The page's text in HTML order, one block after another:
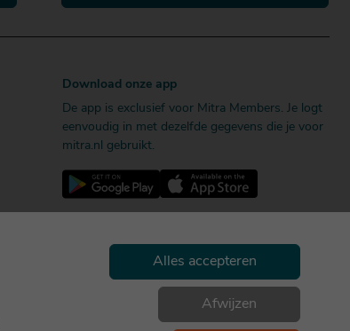
Download onze app
De app is exclusief voor Mitra Members. Je logt
eenvoudig in met dezelfde gegevens die je voor
mitra.nl gebruikt.
Alles accepteren
Afwijzen